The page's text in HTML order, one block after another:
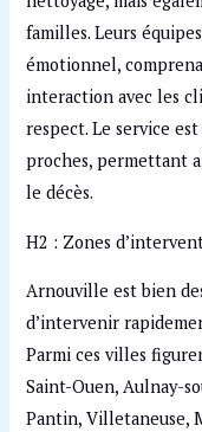
familles. Leurs
émotionnel,
interaction avec les
respect. Le service
proches, permettant
le décès.
H2 : Zones
Arnouville est bien
d’intervenir
Parmi ces villes
Saint-Ouen, Aulnay-
Pantin, Villetaneuse,